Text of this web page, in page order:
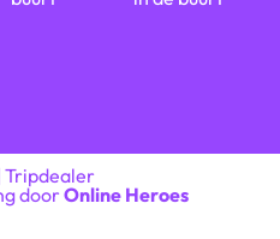
Tripdealer
doorOnline Heroes